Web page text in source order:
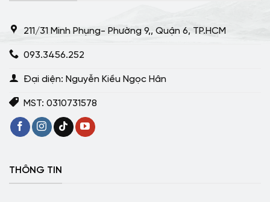
211/31 Minh Phụng- Phường 9,, Quận 6, TP.HCM
093.3456.252
Đại diện: Nguyễn Kiều Ngọc Hân
MST: 0310731578
THÔNG TIN